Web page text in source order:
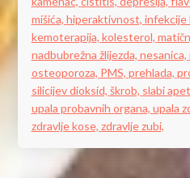
mišića, hiperaktivnost, infekcije
kemoterapija, kolesterol,
nadbubrežna žlijezda, nesanica,
osteoporoza, PMS, prehlada,
silicijev dioksid, škrob, slabi
upala probavnih organa, upala
zdravlje kose, zdravlje zubi,